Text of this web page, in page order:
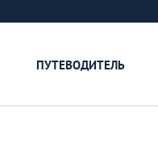
ПУТЕВОДИТЕЛЬ